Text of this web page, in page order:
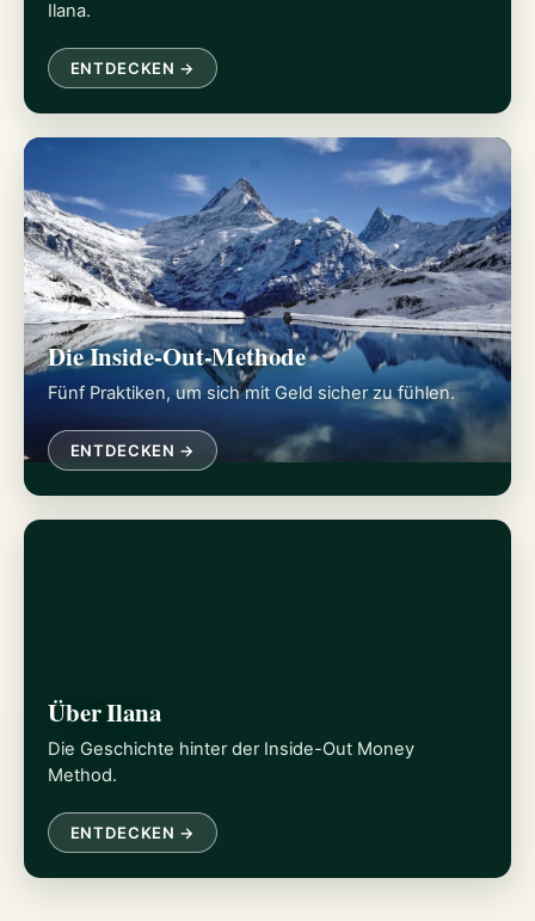
Ilana.
ENTDECKEN →
Die Inside-Out-Methode
Fünf Praktiken, um sich mit Geld sicher zu fühlen.
ENTDECKEN →
Über Ilana
Die Geschichte hinter der Inside-Out Money
Method.
ENTDECKEN →